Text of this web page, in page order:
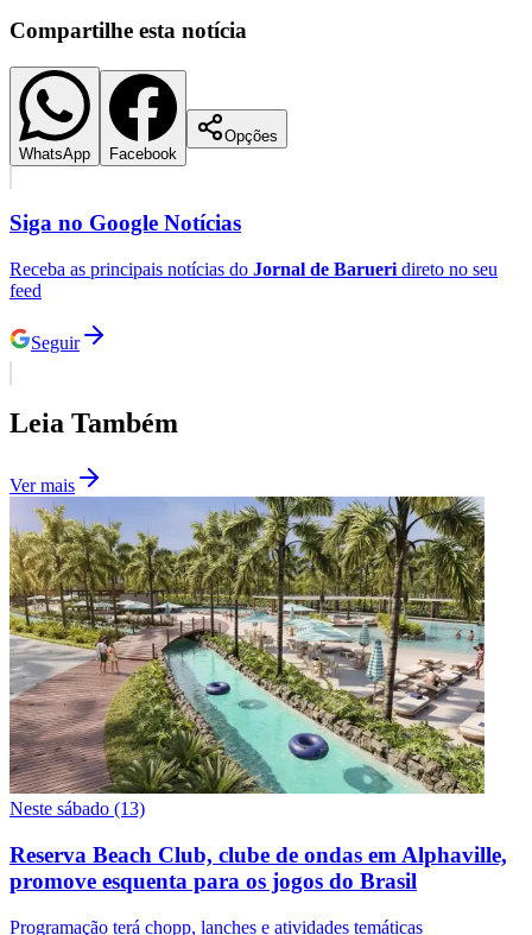
Corinthians
Palmeiras
Compartilhe esta notícia
WhatsApp Facebook
Opções
Siga no Google Notícias
Receba as principais notícias do Jornal de Barueri direto no seu
feed
Seguir
Leia Também
Ver mais
Neste sábado (13)
Reserva Beach Club, clube de ondas em Alphaville,
promove esquenta para os jogos do Brasil
Programação terá chopp, lanches e atividades temáticas